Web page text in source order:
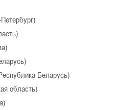
Беларусь)
область)